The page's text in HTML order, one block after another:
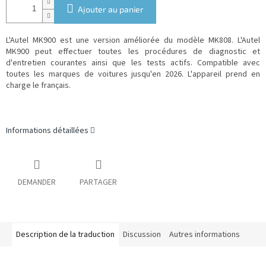
Ajouter au panier
L'Autel MK900 est une version améliorée du modèle MK808. L'Autel
MK900 peut effectuer toutes les procédures de diagnostic et
d'entretien courantes ainsi que les tests actifs. Compatible avec
toutes les marques de voitures jusqu'en 2026.L'appareil prend en
charge le français.
Informations détaillées
DEMANDER PARTAGER
Description de la traduction Discussion Autres informations